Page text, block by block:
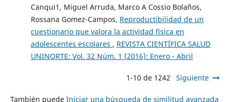
Canqui1, Miguel Arruda, Marco A Cossio Bolaños,
Rossana Gomez-Campos, Reproductibilidad de un
cuestionario que valora la actividad física en
adolescentes escolares , REVISTA CIENTÍFICA SALUD
UNINORTE: Vol. 32 Núm. 1 (2016): Enero - Abril
1-10 de 1242 Siguiente
También puede Iniciar una búsqueda de similitud avanzada